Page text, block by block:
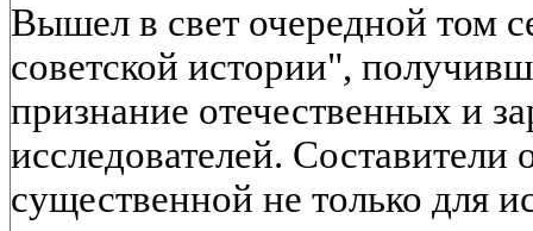
Вышел в свет очередной том
советской истории",
признание отечественных и
исследователей. Составители
существенной не только для